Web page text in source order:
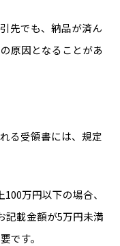
先でも、納品が済ん
原因となることがあ
る受領書には、規定
万円以下の場合、
記載金額が5万円未満
です。